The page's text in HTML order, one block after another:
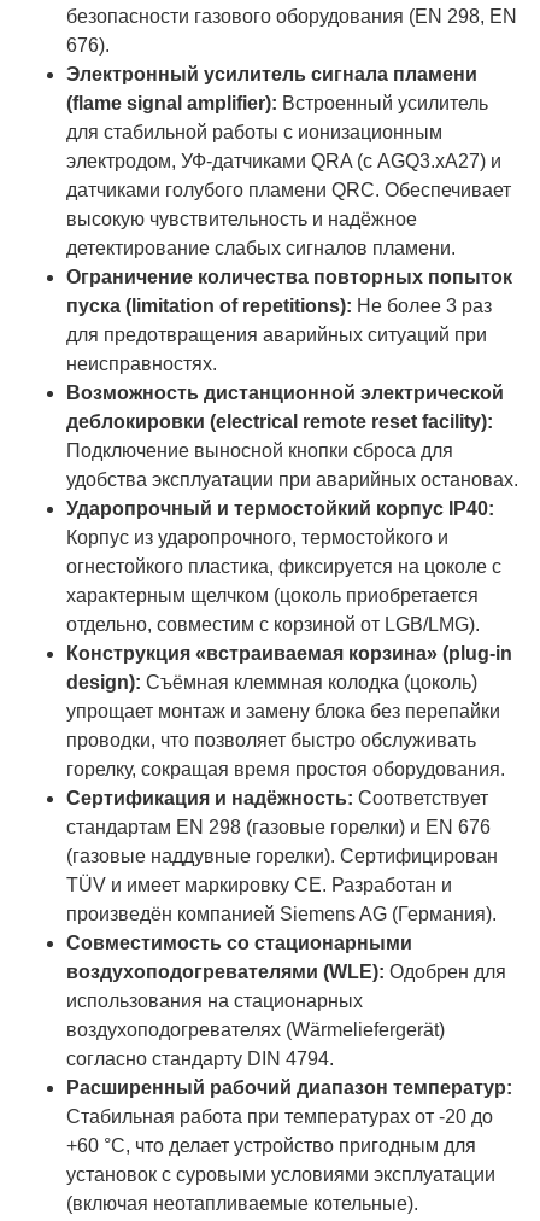
безопасности газового оборудования (EN 298, EN
676).
Электронный усилитель сигнала пламени
(flame signal amplifier): Встроенный усилитель
для стабильной работы с ионизационным
электродом, УФ-датчиками QRA (с AGQ3.xA27) и
датчиками голубого пламени QRC. Обеспечивает
высокую чувствительность и надёжное
детектирование слабых сигналов пламени.
Ограничение количества повторных попыток
пуска (limitation of repetitions): Не более 3 раз
для предотвращения аварийных ситуаций при
неисправностях.
Возможность дистанционной электрической
деблокировки (electrical remote reset facility):
Подключение выносной кнопки сброса для
удобства эксплуатации при аварийных остановах.
Ударопрочный и термостойкий корпус IP40:
Корпус из ударопрочного, термостойкого и
огнестойкого пластика, фиксируется на цоколе с
характерным щелчком (цоколь приобретается
отдельно, совместим с корзиной от LGB/LMG).
Конструкция «встраиваемая корзина» (plug-in
design): Съёмная клеммная колодка (цоколь)
упрощает монтаж и замену блока без перепайки
проводки, что позволяет быстро обслуживать
горелку, сокращая время простоя оборудования.
Сертификация и надёжность: Соответствует
стандартам EN 298 (газовые горелки) и EN 676
(газовые наддувные горелки). Сертифицирован
TÜV и имеет маркировку CE. Разработан и
произведён компанией Siemens AG (Германия).
Совместимость со стационарными
воздухоподогревателями (WLE): Одобрен для
использования на стационарных
воздухоподогревателях (Wärmeliefergerät)
согласно стандарту DIN 4794.
Расширенный рабочий диапазон температур:
Стабильная работа при температурах от -20 до
+60 °C, что делает устройство пригодным для
установок с суровыми условиями эксплуатации
(включая неотапливаемые котельные).